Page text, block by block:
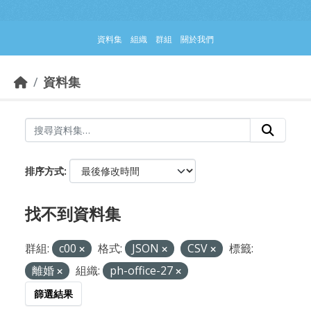
資料集 組織 群組 關於我們
資料集
排序方式
找不到資料集
群組: c00 格式: JSON CSV
標籤:
離婚
組織: ph-office-27
篩選結果